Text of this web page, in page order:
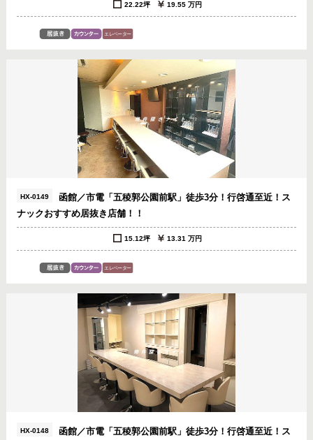
22.22坪 19.55 万円
HX-0149
函館／市電「五稜郭公園前駅」徒歩3分！行啓通至近！ス
ナックおすすめ居抜き店舗！！
15.12坪 13.31 万円
HX-0148
函館／市電「五稜郭公園前駅」徒歩3分！行啓通至近！ス